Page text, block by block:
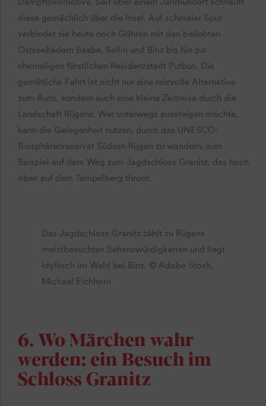
diese gemächlich über die Insel. Auf schmaler Spur
verbindet sie heute noch Göhren mit den beliebten
Ostseebädern Baabe, Sellin und Binz bis hin zur
ehemaligen fürstlichen Residenzstadt Putbus. Die
gemütliche Fahrt ist nicht nur eine reizvolle Alternative
zum Auto, sondern auch eine kleine Zeitreise durch die
Landschaft Rügens. Wer unterwegs aussteigen möchte,
kann die Gelegenheit nutzen, durch das UNESCO-
Biosphärenreservat Südost-Rügen zu wandern, zum
Beispiel auf dem Weg zum Jagdschloss Granitz, das hoch
oben auf dem Tempelberg thront.
Das Jagdschloss Granitz zählt zu Rügens
meistbesuchten Sehenswürdigkeiten und liegt
idyllisch im Wald bei Binz. © Adobe Stock,
Michael Eichhorn
6. Wo Märchen wahr
werden: ein Besuch im
Schloss Granitz